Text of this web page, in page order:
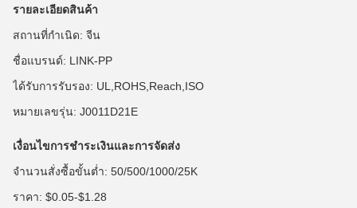
รายละเอียดสินค้า
สถานที่กำเนิด: จีน
ชื่อแบรนด์: LINK-PP
ได้รับการรับรอง: UL,ROHS,Reach,ISO
หมายเลขรุ่น: J0011D21E
เงื่อนไขการชำระเงินและการจัดส่ง
จำนวนสั่งซื้อขั้นต่ำ: 50/500/1000/25K
ราคา: $0.05-$1.28